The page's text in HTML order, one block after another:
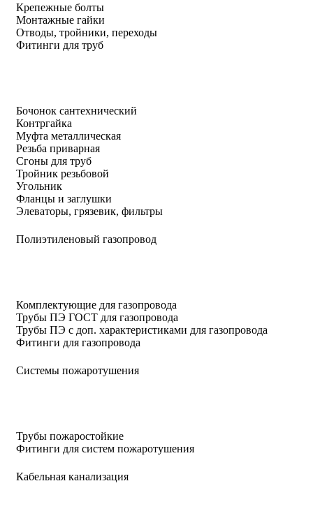
Крепежные болты
Монтажные гайки
Отводы, тройники, переходы
Фитинги для труб
Бочонок сантехнический
Контргайка
Муфта металлическая
Резьба приварная
Сгоны для труб
Тройник резьбовой
Угольник
Фланцы и заглушки
Элеваторы, грязевик, фильтры
Полиэтиленовый газопровод
Комплектующие для газопровода
Трубы ПЭ ГОСТ для газопровода
Трубы ПЭ с доп. характеристиками для газопровода
Фитинги для газопровода
Системы пожаротушения
Трубы пожаростойкие
Фитинги для систем пожаротушения
Кабельная канализация